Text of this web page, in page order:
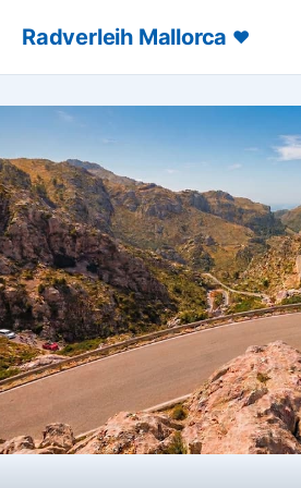
Radverleih Mallorca ♥